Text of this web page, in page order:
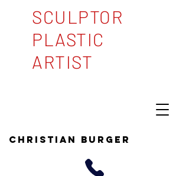
Christian BURGER
SCULPTOR
PLASTIC
ARTIST